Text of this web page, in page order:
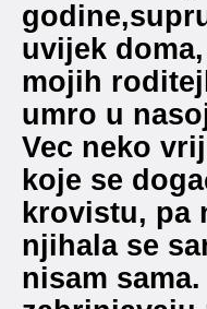
uvijek
mojih
umro u
Vec neko
koje se
krovistu, pa
njihala se
nisam